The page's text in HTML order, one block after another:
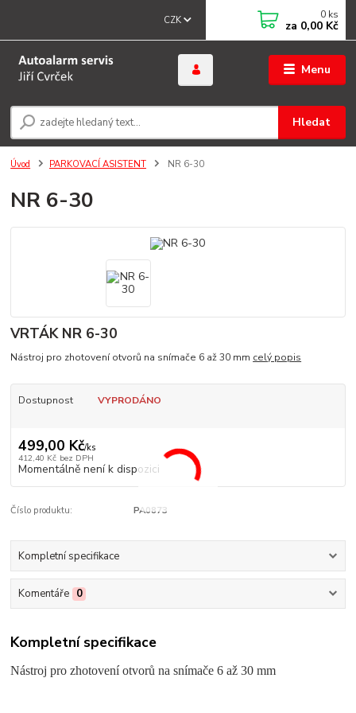
Menu
CZK
Hledat
0 ks
za 0,00 Kč
Úvod PARKOVACÍ ASISTENT NR 6-30
NR 6-30
VRTÁK NR 6-30
Nástroj pro zhotovení otvorů na snímače 6 až 30 mm celý popis
Dostupnost VYPRODÁNO
499,00 Kč/ks
412,40 Kč bez DPH
Momentálně není k dispozici
Číslo produktu: PA0873
Kompletní specifikace
Komentáře 0
Kompletní specifikace
Nástroj pro zhotovení otvorů na snímače 6 až 30 mm